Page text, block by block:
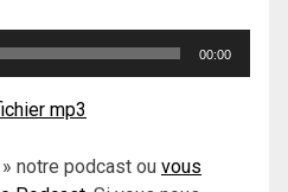
00:00
mp3
notre podcast ou vous